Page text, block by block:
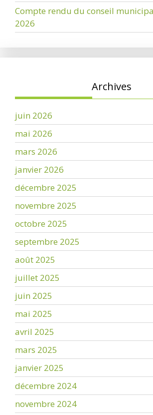
Compte rendu du conseil
2026
Archives
juin 2026
mai 2026
mars 2026
janvier 2026
décembre 2025
novembre 2025
octobre 2025
septembre 2025
août 2025
juillet 2025
juin 2025
mai 2025
avril 2025
mars 2025
janvier 2025
décembre 2024
novembre 2024